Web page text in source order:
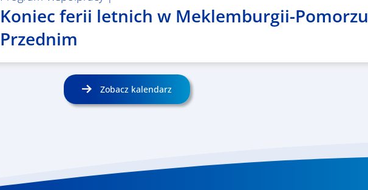
Koniec ferii letnich w Meklemburgii-Pomorzu
Przednim
Zobacz kalendarz